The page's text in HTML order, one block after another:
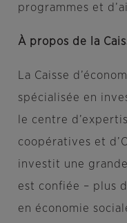
programmes et
À propos de la
La Caisse
spécialisée en
le centre
coopératives et
investit une
est confiée – plus
en économie